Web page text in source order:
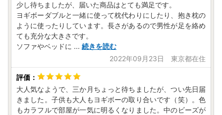
少し待ちましたが、届いた商品はとても満足です。
ヨギボーダブルと一緒に使って枕代わりにしたり、抱き枕の
ように使ったりしています。長さがあるので男性が足を絡め
ても充分な大きさです。
ソファやベッドに ... 続きを読む
2022年09月23日 東京都在住
大人気なようで、三か月ちょっと待ちましたが、つい先日届
きました。子供も大人もヨギボーの取り合いです（笑）。色
もカラフルで部屋が一気に明るくなりました。中のビーズが